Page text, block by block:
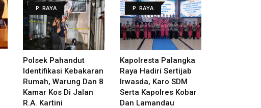
P. RAYA
Polsek Pahandut
Identifikasi Kebakaran
Rumah, Warung Dan 8
Kamar Kos Di Jalan
R.A. Kartini
P. RAYA
Kapolresta Palangka
Raya Hadiri Sertijab
Irwasda, Karo SDM
Serta Kapolres Kobar
Dan Lamandau